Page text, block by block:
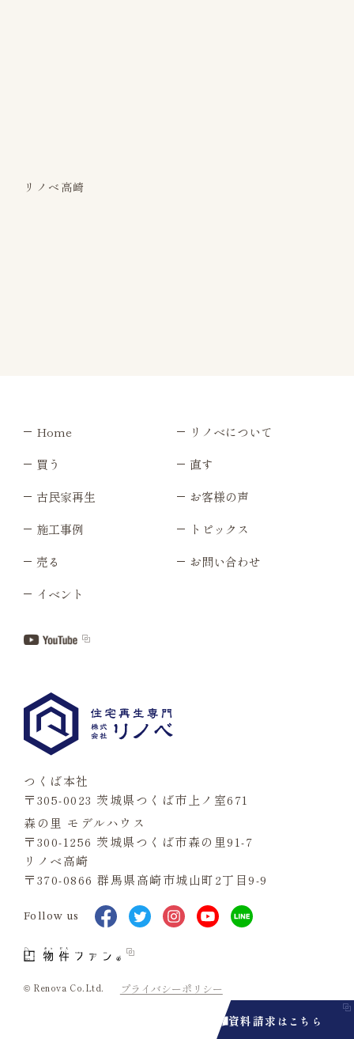
資料請求 はこちら
リノベ高崎
Home
リノベについて
買う
直す
古民家再生
お客様の声
施工事例
トピックス
売る
お問い合わせ
イベント
つくば本社
〒305-0023 茨城県つくば市上ノ室671
森の里 モデルハウス
〒300-1256 茨城県つくば市森の里91-7
リノベ高崎
〒370-0866 群馬県高崎市城山町2丁目9-9
Follow us
プライバシーポリシー
© Renova Co.Ltd.